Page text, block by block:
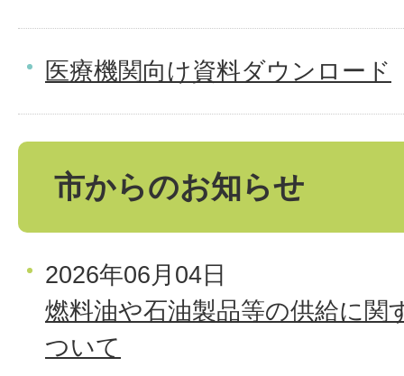
医療機関向け資料ダウンロード
市からのお知らせ
2026年06月04日
燃料油や石油製品等の供給に関
ついて